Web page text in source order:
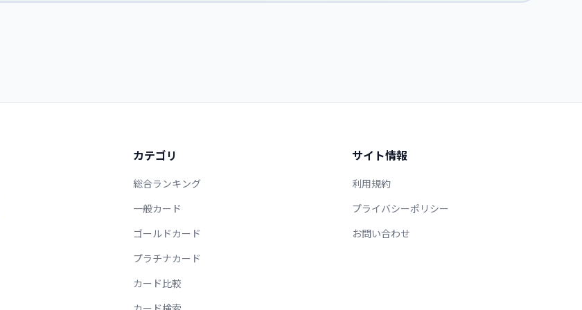
カテゴリ
総合ランキング
一般カード
ゴールドカード
プラチナカード
カード比較
サイト情報
利用規約
プライバシーポリシー
お問い合わせ